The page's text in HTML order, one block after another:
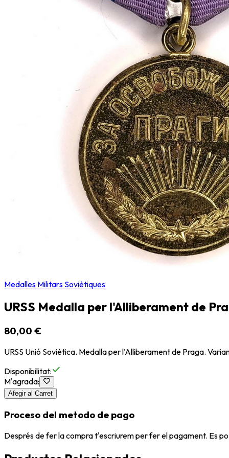
Medalles Militars Soviètiques
URSS Medalla per l'Alliberament de
80,00 €
URSS Unió Soviètica. Medalla per l’Alliberament de Praga.
Disponibilitat:
M'agrada:
Afegir al Carret
Proceso del metodo de pago
Després de fer la compra t'escriurem per fer el pagament. Es